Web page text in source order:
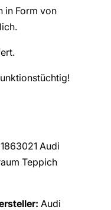
in Form von
Audi
Teppich
Audi